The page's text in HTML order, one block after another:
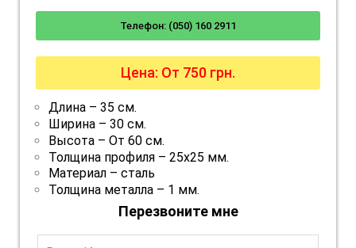
Телефон: (050) 160 2911
Цена: От 750 грн.
Длина – 35 см.
Ширина – 30 см.
Высота – От 60 см.
Толщина профиля – 25х25 мм.
Материал – сталь
Толщина металла – 1 мм.
Перезвоните мне